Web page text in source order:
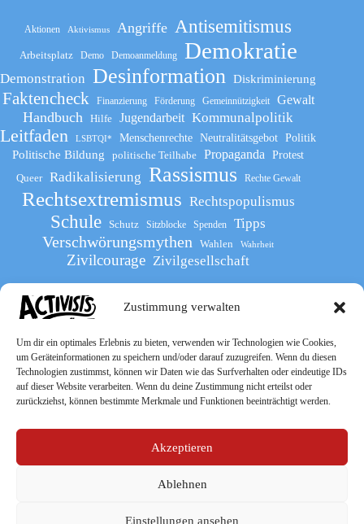
Zustimmung verwalten
Um dir ein optimales Erlebnis zu bieten, verwenden wir Technologien wie Cookies,
um Geräteinformationen zu speichern und/oder darauf zuzugreifen. Wenn du diesen
Technologien zustimmst, können wir Daten wie das Surfverhalten oder eindeutige IDs
auf dieser Website verarbeiten. Wenn du deine Zustimmung nicht erteilst oder
zurückziehst, können bestimmte Merkmale und Funktionen beeinträchtigt werden.
Akzeptieren
Ablehnen
Einstellungen ansehen
Aktionen Aktivismus Angriffe Antisemitismus
Arbeitsplatz Demo Demoanmeldung Demokratie
Demonstration Desinformation Diskriminierung
Faktencheck Finanzierung Förderung Gemeinnützigkeit Gewalt
Handbuch Hilfe Jugendarbeit Kommunalpolitik
Leitfaden LSBTQI* Menschenrechte Neutralitätsgebot Politik
Politische Bildung politische Teilhabe Propaganda
Protest
Queer
Radikalisierung Rassismus Rechte Gewalt
Rechtsextremismus Rechtspopulismus
Schule Schutz Sitzblocke Spenden Tipps
Verschwörungsmythen Wahlen Wahrheit
Zivilcourage Zivilgesellschaft
Werde Teil des The Activists Guide